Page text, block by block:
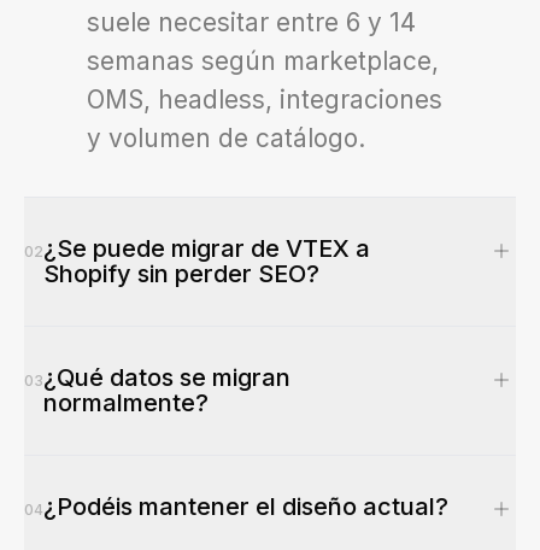
suele necesitar entre 6 y 14
semanas según marketplace,
OMS, headless, integraciones
y volumen de catálogo.
02¿Se puede migrar de VTEX a
Shopify sin perder SEO?
auditoría SEO, mapa de URLs,
redirecciones 301, revisión de
sitemap y seguimiento
03¿Qué datos se migran
normalmente?
imágenes, colecciones,
04¿Podéis mantener el diseño actual?